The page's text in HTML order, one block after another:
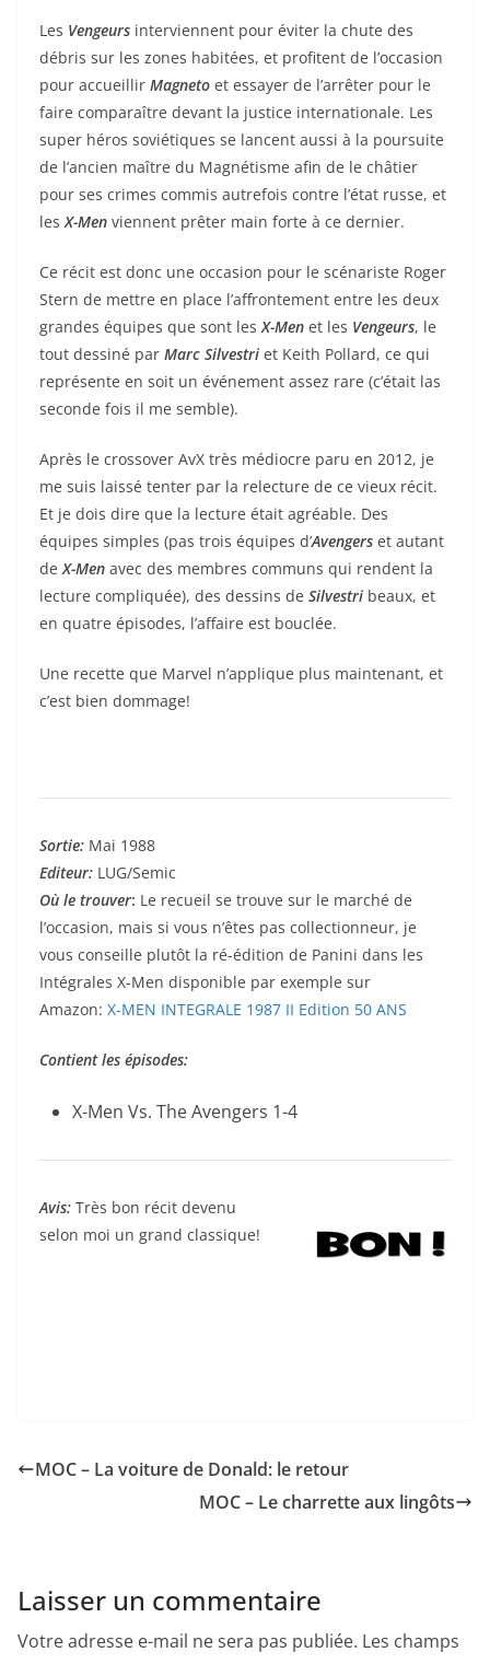
Les Vengeurs interviennent pour éviter la chute des
débris sur les zones habitées, et profitent de l’occasion
pour accueillir Magneto et essayer de l’arrêter pour le
faire comparaître devant la justice internationale. Les
super héros soviétiques se lancent aussi à la poursuite
de l’ancien maître du Magnétisme afin de le châtier
pour ses crimes commis autrefois contre l’état russe, et
lesX-Men viennent prêter main forte à ce dernier.
Ce récit est donc une occasion pour le scénariste Roger
Stern de mettre en place l’affrontement entre les deux
grandes équipes que sont lesX-Men et les Vengeurs, le
tout dessiné par Marc Silvestri et Keith Pollard, ce qui
représente en soit un événement assez rare (c’était las
seconde fois il me semble).
Après le crossover AvX très médiocre paru en 2012, je
me suis laissé tenter par la relecture de ce vieux récit.
Et je dois dire que la lecture était agréable. Des
équipes simples (pas trois équipes d’Avengers et autant
deX-Men avec des membres communs qui rendent la
lecture compliquée), des dessins de Silvestri beaux, et
en quatre épisodes, l’affaire est bouclée.
Une recette que Marvel n’applique plus maintenant, et
c’est bien dommage!
Sortie: Mai 1988
Editeur: LUG/Semic
Où le trouver: Le recueil se trouve sur le marché de
l’occasion, mais si vous n’êtes pas collectionneur, je
vous conseille plutôt la ré-édition de Panini dans les
Intégrales X-Men disponible par exemple sur
Amazon: X-MEN INTEGRALE 1987 II Edition 50 ANS
Contient les épisodes:
X-Men Vs. The Avengers 1-4
Avis: Très bon récit devenu
selon moi un grand classique!
MOC – La voiture de Donald: le retour
MOC – Le charrette aux lingôts
Laisser un commentaire
Votre adresse e-mail ne sera pas publiée. Les champs